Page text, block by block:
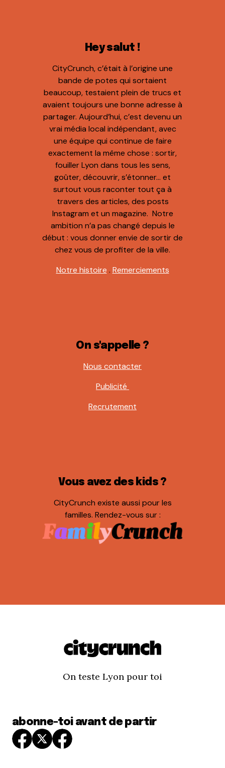
Hey salut !
CityCrunch, c’était à l’origine une
bande de potes qui sortaient
beaucoup, testaient plein de trucs et
avaient toujours une bonne adresse à
partager. Aujourd’hui, c’est devenu un
vrai média local indépendant, avec
une équipe qui continue de faire
exactement la même chose : sortir,
fouiller Lyon dans tous les sens,
goûter, découvrir, s’étonner… et
surtout vous raconter tout ça à
travers des articles, des posts
Instagram et un magazine. Notre
ambition n’a pas changé depuis le
début : vous donner envie de sortir de
chez vous de profiter de la ville.
Notre histoire . Remerciements
On s'appelle ?
Nous contacter
Publicité
Recrutement
Vous avez des kids ?
CityCrunch existe aussi pour les
familles. Rendez-vous sur :
On teste Lyon pour toi
abonne-toi avant de partir